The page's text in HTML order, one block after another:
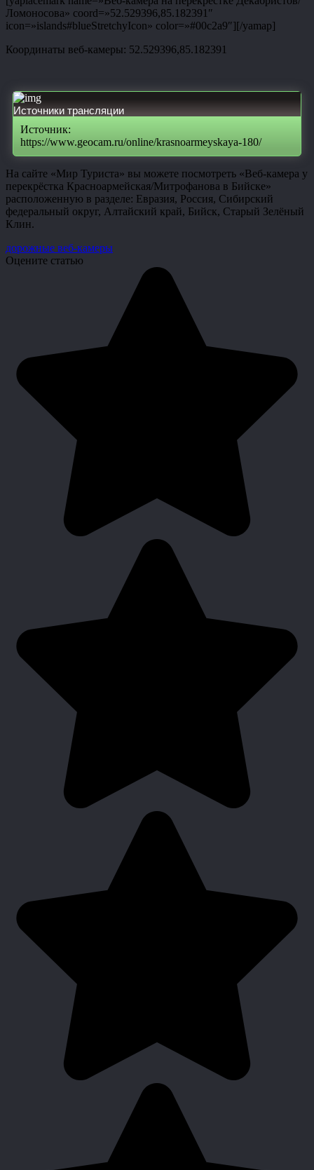
Ломоносова» coord=»52.529396,85.182391″
icon=»islands#blueStretchyIcon» color=»#00c2a9″][/yamap]
Координаты веб-камеры: 52.529396,85.182391
Источники трансляции
Источник:
https://www.geocam.ru/online/krasnoarmeyskaya-180/
На сайте «Мир Туриста» вы можете посмотреть «Веб-камера у
перекрёстка Красноармейская/Митрофанова в Бийске»
расположенную в разделе: Евразия, Россия, Сибирский
федеральный округ, Алтайский край, Бийск, Старый Зелёный
Клин.
дорожные веб-камеры
Оцените статью